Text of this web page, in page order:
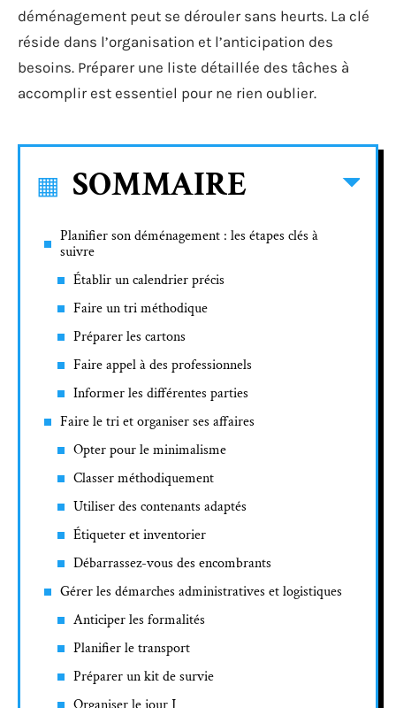
déménagement peut se dérouler sans heurts. La clé
réside dans l’organisation et l’anticipation des
besoins. Préparer une liste détaillée des tâches à
accomplir est essentiel pour ne rien oublier.
SOMMAIRE
Planifier son déménagement : les étapes clés à
suivre
Établir un calendrier précis
Faire un tri méthodique
Préparer les cartons
Faire appel à des professionnels
Informer les différentes parties
Faire le tri et organiser ses affaires
Opter pour le minimalisme
Classer méthodiquement
Utiliser des contenants adaptés
Étiqueter et inventorier
Débarrassez-vous des encombrants
Gérer les démarches administratives et logistiques
Anticiper les formalités
Planifier le transport
Préparer un kit de survie